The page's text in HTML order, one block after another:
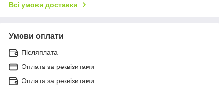
Всі умови доставки
Умови оплати
Післяплата
Оплата за реквізитами
Оплата за реквізитами